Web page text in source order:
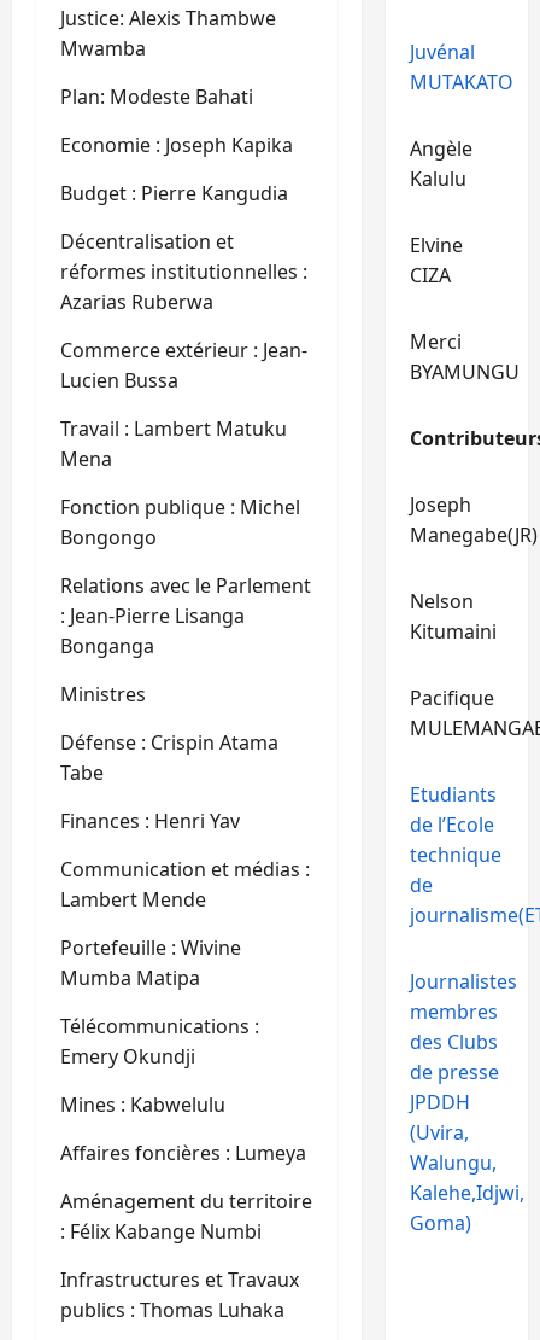
Justice: Alexis Thambwe
Mwamba
Plan: Modeste Bahati
Economie : Joseph Kapika
Budget : Pierre Kangudia
Décentralisation et
réformes institutionnelles :
Azarias Ruberwa
Commerce extérieur : Jean-
Lucien Bussa
Travail : Lambert Matuku
Mena
Fonction publique : Michel
Bongongo
Relations avec le Parlement
: Jean-Pierre Lisanga
Bonganga
Ministres
Défense : Crispin Atama
Tabe
Finances : Henri Yav
Communication et médias :
Lambert Mende
Portefeuille : Wivine
Mumba Matipa
Télécommunications :
Emery Okundji
Mines : Kabwelulu
Affaires foncières : Lumeya
Aménagement du territoire
: Félix Kabange Numbi
Infrastructures et Travaux
publics : Thomas Luhaka
Juvénal
MUTAKATO
Angèle
Kalulu
Elvine
CIZA
Merci
BYAMUNGU
Joseph
Manegabe(JR)
Nelson
Kitumaini
Pacifique
Etudiants
de l’Ecole
technique
de
Journalistes
membres
des Clubs
de presse
JPDDH
(Uvira,
Walungu,
Kalehe,Idjwi,
Goma)